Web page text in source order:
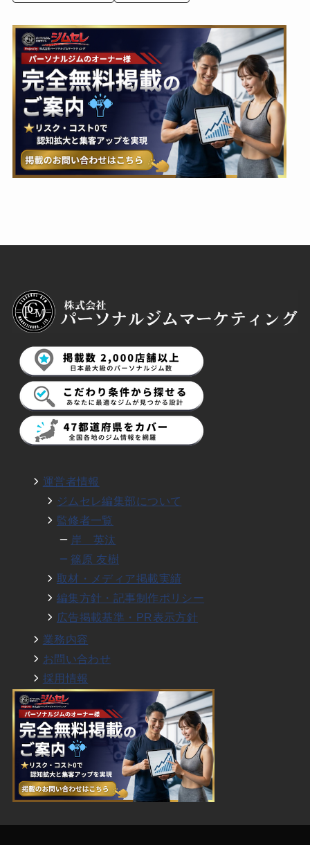
運営者情報
ジムセレ編集部について
監修者一覧
岸 英汰
篠原 友樹
取材・メディア掲載実績
編集方針・記事制作ポリシー
広告掲載基準・PR表示方針
業務内容
お問い合わせ
採用情報